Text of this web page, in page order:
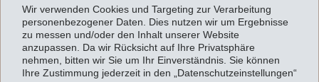
Wir verwenden Cookies und Targeting zur Verarbeitung
personenbezogener Daten. Dies nutzen wir um Ergebnisse
zu messen und/oder den Inhalt unserer Website
anzupassen. Da wir Rücksicht auf Ihre Privatsphäre
nehmen, bitten wir Sie um Ihr Einverständnis. Sie können
Ihre Zustimmung jederzeit in den „Datenschutzeinstellungen“
haben wir Bikomponenten-Klebefasern entwickelt, die
zur Verfestigung von Holzfaserdämmplatten verwendet
werden. Der Vorteil ist die hohe Klebewirkung auch im
feuchten Substrat und bei geringer